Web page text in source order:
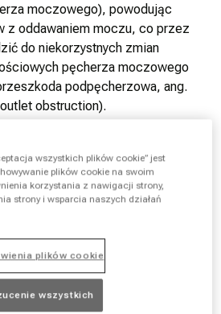
moczowego), powodując
z oddawaniem moczu, co przez
do niekorzystnych zmian
pęcherza moczowego
podpęcherzowa, ang.
obstruction).
są całkowicie
ryzyka
wszystkich plików cookie” jest
plików cookie na swoim
korzystania z nawigacji strony,
strony i wsparcia naszych działań
plików cookie
wszystkich